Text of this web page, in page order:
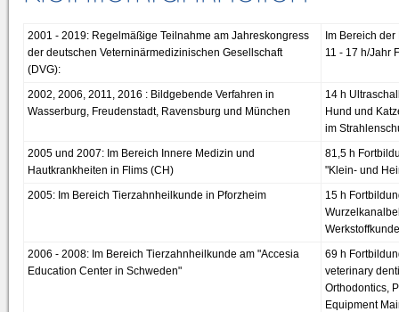
2001 - 2019: Regelmäßige Teilnahme am Jahreskongress
der deutschen Veterninärmedizinischen Gesellschaft
(DVG):
Im Bereich
11 - 17 h/Jahr
2002, 2006, 2011, 2016 : Bildgebende Verfahren in
Wasserburg, Freudenstadt, Ravensburg und München
14 h
Hund und
im
2005 und 2007: Im Bereich Innere Medizin und
Hautkrankheiten in Flims (CH)
81,5 h
"Klein- und
2005: Im Bereich Tierzahnheilkunde in Pforzheim
15 h
2006 - 2008: Im Bereich Tierzahnheilkunde am "Accesia
Education Center in Schweden"
69 h
veterinary
Orthodontics,
Equipment